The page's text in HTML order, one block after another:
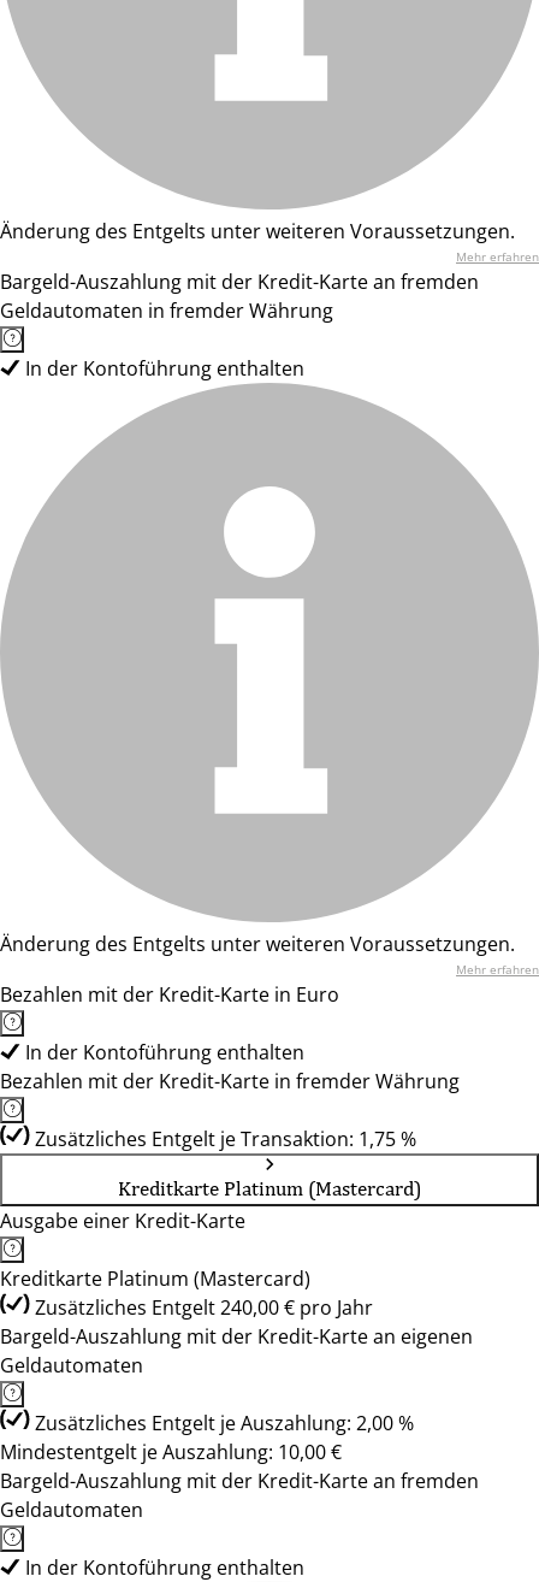
Änderung des Entgelts unter weiteren Voraussetzungen.
Mehr erfahren
Bargeld-Auszahlung mit der Kredit-Karte an fremden
Geldautomaten in fremder Währung
In der Kontoführung enthalten
Änderung des Entgelts unter weiteren Voraussetzungen.
Mehr erfahren
Bezahlen mit der Kredit-Karte in Euro
In der Kontoführung enthalten
Bezahlen mit der Kredit-Karte in fremder Währung
Zusätzliches Entgelt je Transaktion: 1,75 %
Kreditkarte Platinum (Mastercard)
Ausgabe einer Kredit-Karte
Kreditkarte Platinum (Mastercard)
Zusätzliches Entgelt 240,00 € pro Jahr
Bargeld-Auszahlung mit der Kredit-Karte an eigenen
Geldautomaten
Zusätzliches Entgelt je Auszahlung: 2,00 %
Mindestentgelt je Auszahlung: 10,00 €
Bargeld-Auszahlung mit der Kredit-Karte an fremden
Geldautomaten
In der Kontoführung enthalten